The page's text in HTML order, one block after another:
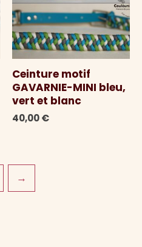
Ceinture motif
GAVARNIE-MINI bleu,
vert et blanc
40,00€
→